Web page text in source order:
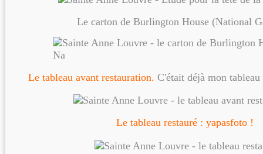
Le carton de Burlington House (National
Le tableau avant restauration. C'était déjà mon
Le tableau restauré : yapasfoto !